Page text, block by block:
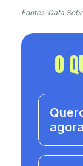
Fontes: Data
O
agora